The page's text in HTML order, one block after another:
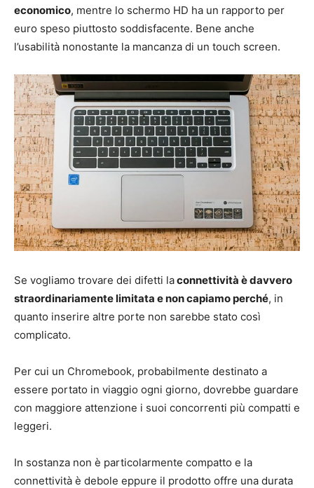
economico, mentre lo schermo HD ha un rapporto per
euro speso piuttosto soddisfacente. Bene anche
l’usabilità nonostante la mancanza di un touch screen.
Se vogliamo trovare dei difetti laconnettività è davvero
straordinariamente limitata e non capiamo perché, in
quanto inserire altre porte non sarebbe stato così
complicato.
Per cui un Chromebook, probabilmente destinato a
essere portato in viaggio ogni giorno, dovrebbe guardare
con maggiore attenzione i suoi concorrenti più compatti e
leggeri.
In sostanza non è particolarmente compatto e la
connettività è debole eppure il prodotto offre una durata